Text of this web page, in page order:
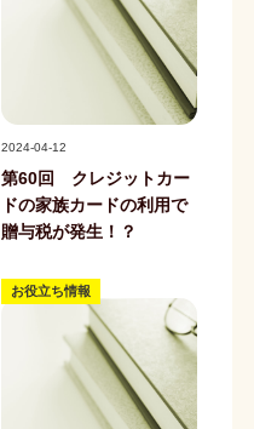
2024-04-12
第60回 クレジットカー
ドの家族カードの利用で
贈与税が発生！？
お役立ち情報